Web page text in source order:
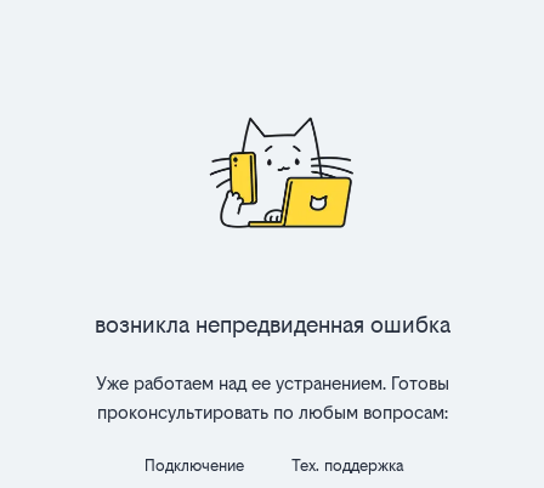
Возникла непредвиденная ошибка
Уже работаем над ее устранением. Готовы
проконсультировать по любым вопросам:
Подключение Тех. поддержка